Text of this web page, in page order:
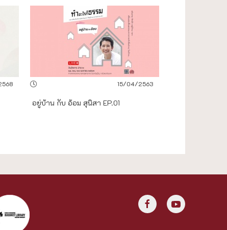
15/04/2563
อยู่บ้าน กับ อ้อม สุนิสา EP.01